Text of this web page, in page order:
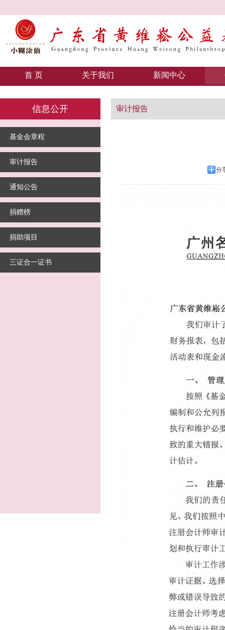
首 页 关于我们 新闻中心
信息公开
基金会章程
审计报告
通知公告
捐赠榜
捐助项目
三证合一证书
审计报告
分